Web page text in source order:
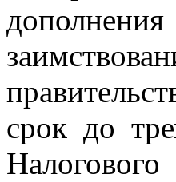
срок до